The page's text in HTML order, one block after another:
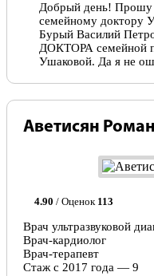
Добрый день! Прошу
семейному доктору
Бурый Василий
ДОКТОРА семейной
Ушаковой. Да я не
внимательная и
дня у меня прошёл
Ушаковой Марии
бога! И вообще при
ортопеду и все врачи
не лёгкий труд! Дай
жизни!!! С
Василий, 17.01.2023
Аветисян
4.90 / Оценок 113
Врач ультразвуковой
Врач-кардиолог
Врач-терапевт
Стаж с 2017 года — 9